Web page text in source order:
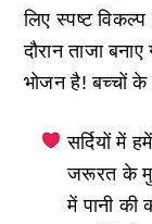
लिए स्पष्ट
दौरान ताजा
भोजन है! बच्चों
सर्दियों में
जरूरत के
में पानी की